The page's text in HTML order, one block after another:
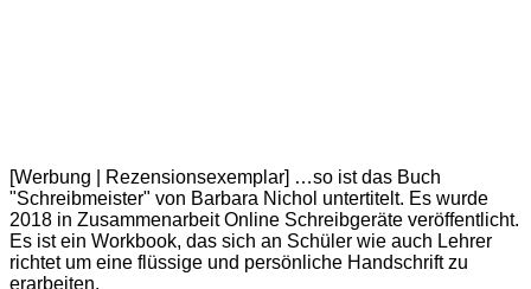
[Werbung | Rezensionsexemplar] …so ist das Buch
"Schreibmeister" von Barbara Nichol untertitelt. Es wurde
2018 in Zusammenarbeit Online Schreibgeräte veröffentlicht.
Es ist ein Workbook, das sich an Schüler wie auch Lehrer
richtet um eine flüssige und persönliche Handschrift zu
erarbeiten.